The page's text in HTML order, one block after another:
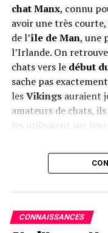
cette recherche
de nos animaux de
processus de
chat Manx, connu
avoir une très
de l’île de Man, une
l’Irlande. On
chats vers le début
sache pas
lesVikingsauraient
amateurs de chats,
les utilisaient sur
Certains pensent
,
étonnantes :pattes
pelage, goût pour
calme.
CONNAISSANCES